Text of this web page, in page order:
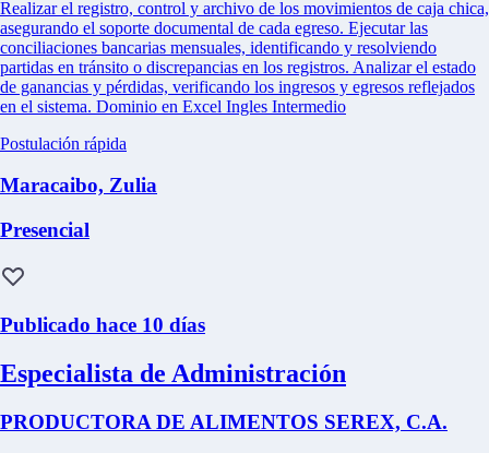
Realizar el registro, control y archivo de los movimientos de caja chica,
asegurando el soporte documental de cada egreso. Ejecutar las
conciliaciones bancarias mensuales, identificando y resolviendo
partidas en tránsito o discrepancias en los registros. Analizar el estado
de ganancias y pérdidas, verificando los ingresos y egresos reflejados
en el sistema. Dominio en Excel Ingles Intermedio
Postulación rápida
Maracaibo, Zulia
Presencial
Publicado hace 10 días
Especialista de Administración
PRODUCTORA DE ALIMENTOS SEREX, C.A.